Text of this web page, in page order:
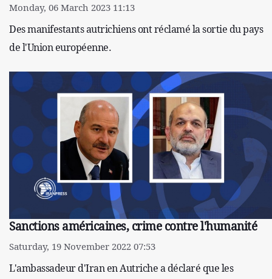
Monday, 06 March 2023 11:13
Des manifestants autrichiens ont réclamé la sortie du pays
de l'Union européenne.
Sanctions américaines, crime contre l'humanité
Saturday, 19 November 2022 07:53
L'ambassadeur d'Iran en Autriche a déclaré que les